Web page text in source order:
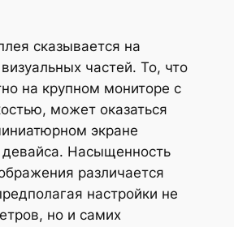
сказывается на
частей. То, что
на крупном мониторе с
может оказаться
экране
девайса. Насыщенность
различается
настройки не
но и самих